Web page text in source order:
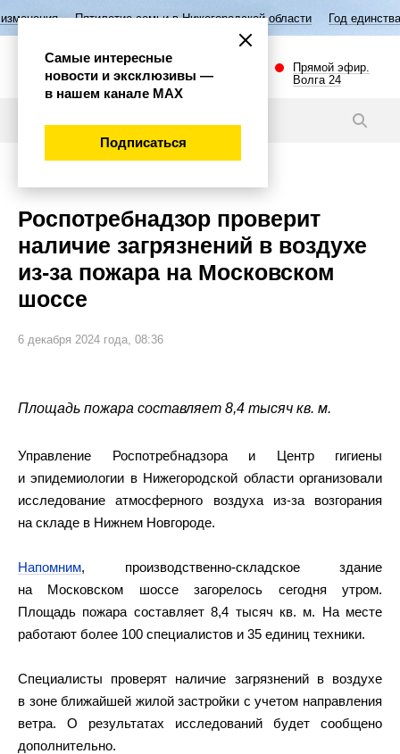
семьи в Нижегородской области Год единства народов
Прямой эфир.
Волга 24
Роспотребнадзор проверит
наличие загрязнений в воздухе
из-за пожара на Московском
шоссе
6 декабря 2024 года, 08:36
Площадь пожара составляет 8,4 тысяч кв. м.
Управление Роспотребнадзора и Центр гигиены
и эпидемиологии в Нижегородской области организовали
исследование атмосферного воздуха из-за возгорания
на складе в Нижнем Новгороде.
Напомним, производственно-складское здание
на Московском шоссе загорелось сегодня утром.
Площадь пожара составляет 8,4 тысяч кв. м. На месте
работают более 100 специалистов и 35 единиц техники.
Специалисты проверят наличие загрязнений в воздухе
в зоне ближайшей жилой застройки с учетом направления
ветра. О результатах исследований будет сообщено
дополнительно.
Самые интересные
новости и эксклюзивы —
в нашем канале МАХ
Подписаться